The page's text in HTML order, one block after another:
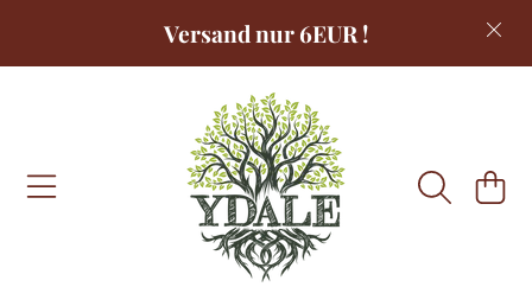
DIREKT ZUM INHALTVersand nur 6EUR !